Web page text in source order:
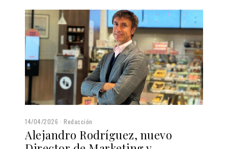
14/04/2026 Redacción
Alejandro Rodríguez, nuevo